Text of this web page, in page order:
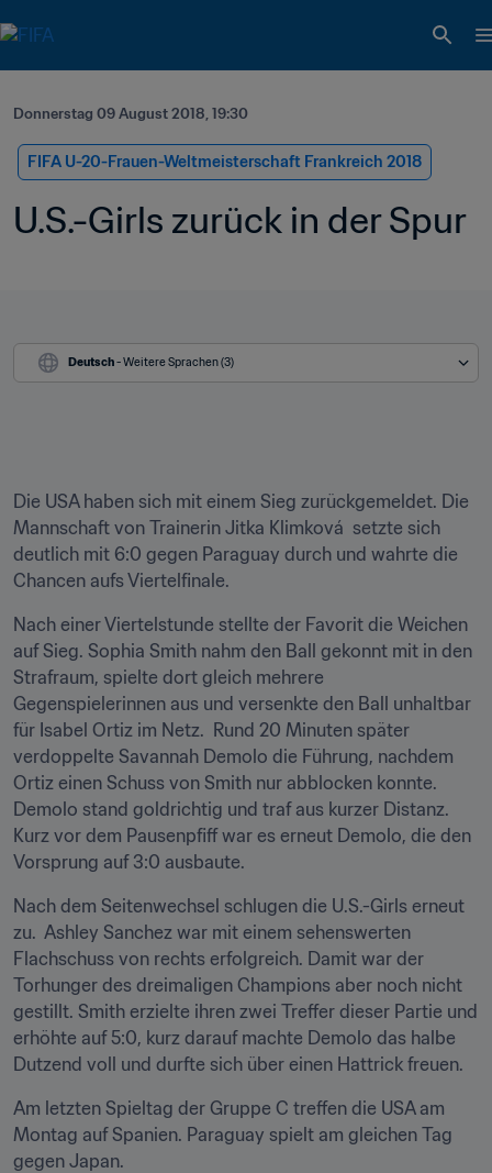
Donnerstag 09 August 2018, 19:30
FIFA U-20-Frauen-Weltmeisterschaft Frankreich 2018
U.S.-Girls zurück in der Spur
Deutsch - Weitere Sprachen (3)
Die USA haben sich mit einem Sieg zurückgemeldet. Die
Mannschaft von Trainerin Jitka Klimková  setzte sich
deutlich mit 6:0 gegen Paraguay durch und wahrte die
Chancen aufs Viertelfinale.
Nach einer Viertelstunde stellte der Favorit die Weichen
auf Sieg. Sophia Smith nahm den Ball gekonnt mit in den
Strafraum, spielte dort gleich mehrere
Gegenspielerinnen aus und versenkte den Ball unhaltbar
für Isabel Ortiz im Netz.  Rund 20 Minuten später
verdoppelte Savannah Demolo die Führung, nachdem
Ortiz einen Schuss von Smith nur abblocken konnte.
Demolo stand goldrichtig und traf aus kurzer Distanz.
Kurz vor dem Pausenpfiff war es erneut Demolo, die den
Vorsprung auf 3:0 ausbaute.
Nach dem Seitenwechsel schlugen die U.S.-Girls erneut
zu.  Ashley Sanchez war mit einem sehenswerten
Flachschuss von rechts erfolgreich. Damit war der
Torhunger des dreimaligen Champions aber noch nicht
gestillt. Smith erzielte ihren zwei Treffer dieser Partie und
erhöhte auf 5:0, kurz darauf machte Demolo das halbe
Dutzend voll und durfte sich über einen Hattrick freuen.
Am letzten Spieltag der Gruppe C treffen die USA am
Montag auf Spanien. Paraguay spielt am gleichen Tag
gegen Japan.